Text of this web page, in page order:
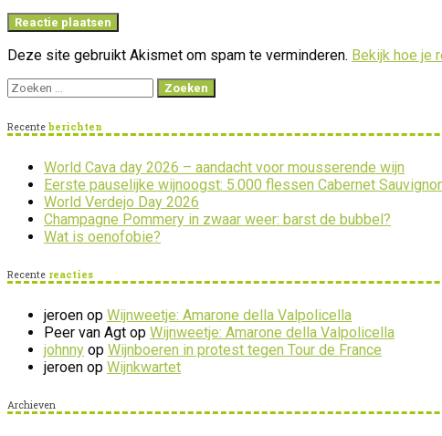
Deze site gebruikt Akismet om spam te verminderen. Bekijk hoe je
Zoeken
Recente berichten
World Cava day 2026 – aandacht voor mousserende wijn
Eerste pauselijke wijnoogst: 5.000 flessen Cabernet
World Verdejo Day 2026
Champagne Pommery in zwaar weer: barst de bubbel?
Wat is oenofobie?
Recente reacties
jeroen op Wijnweetje: Amarone della Valpolicella
Peer van Agt op Wijnweetje: Amarone della Valpolicella
johnny op Wijnboeren in protest tegen Tour de France
jeroen op Wijnkwartet
Archieven